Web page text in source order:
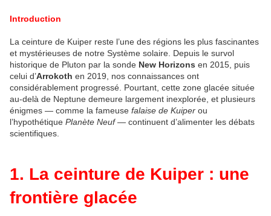
Introduction
La ceinture de Kuiper reste l’une des régions les plus fascinantes
et mystérieuses de notre Système solaire. Depuis le survol
historique de Pluton par la sonde New Horizons en 2015, puis
celui d’Arrokoth en 2019, nos connaissances ont
considérablement progressé. Pourtant, cette zone glacée située
au-delà de Neptune demeure largement inexplorée, et plusieurs
énigmes — comme la fameuse falaise de Kuiper ou
l’hypothétique Planète Neuf — continuent d’alimenter les débats
scientifiques.
1. La ceinture de Kuiper : une
frontière glacée